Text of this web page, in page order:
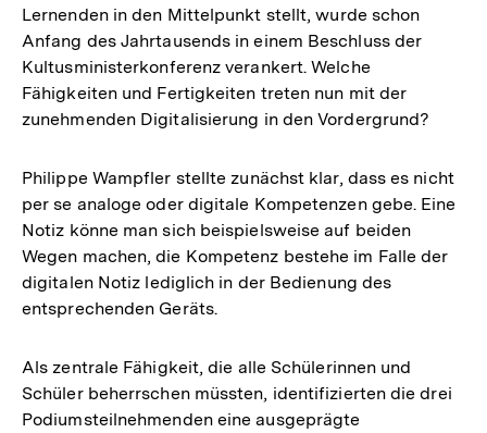
Lernenden in den Mittelpunkt stellt, wurde schon
Anfang des Jahrtausends in einem Beschluss der
Kultusministerkonferenz verankert. Welche
Fähigkeiten und Fertigkeiten treten nun mit der
zunehmenden Digitalisierung in den Vordergrund?
Philippe Wampfler stellte zunächst klar, dass es nicht
per se analoge oder digitale Kompetenzen gebe. Eine
Notiz könne man sich beispielsweise auf beiden
Wegen machen, die Kompetenz bestehe im Falle der
digitalen Notiz lediglich in der Bedienung des
entsprechenden Geräts.
Als zentrale Fähigkeit, die alle Schülerinnen und
Schüler beherrschen müssten, identifizierten die drei
Podiumsteilnehmenden eine ausgeprägte